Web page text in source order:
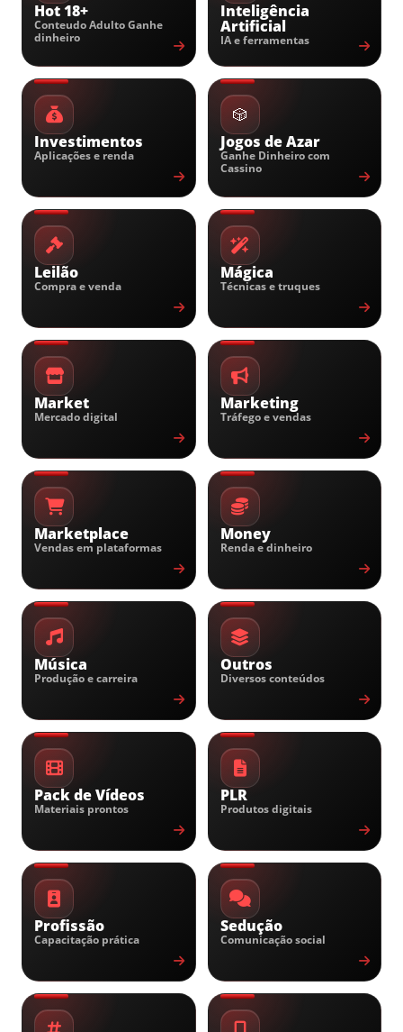
Hot 18+
Conteudo Adulto Ganhe
dinheiro
Inteligência
Artificial
IA e ferramentas
Investimentos
Aplicações e renda
🎲
Jogos de Azar
Ganhe Dinheiro com
Cassino
Leilão
Compra e venda
Mágica
Técnicas e truques
Market
Mercado digital
Marketing
Tráfego e vendas
Marketplace
Vendas em plataformas
Money
Renda e dinheiro
Música
Produção e carreira
Outros
Diversos conteúdos
Pack de Vídeos
Materiais prontos
PLR
Produtos digitais
Profissão
Capacitação prática
Sedução
Comunicação social